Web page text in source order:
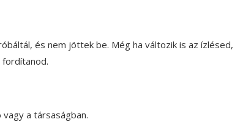
és nem jöttek be. Még ha változik is az ízlésed,
a társaságban.